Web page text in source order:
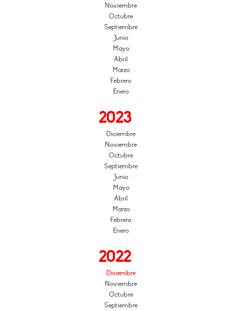
Noviembre
Octubre
Septiembre
Junio
Mayo
Abril
Marzo
Febrero
Enero
2023
Diciembre
Noviembre
Octubre
Septiembre
Junio
Mayo
Abril
Marzo
Febrero
Enero
2022
Diciembre
Noviembre
Octubre
Septiembre